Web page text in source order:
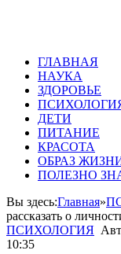
ГЛАВНАЯ
НАУКА
ЗДОРОВЬЕ
ДЕТИ
ПИТАНИЕ
КРАСОТА
ОБРАЗ
ПОЛЕЗНО
Вы здесь:Главная»
рассказать о
ПСИХОЛОГИЯ
10:35